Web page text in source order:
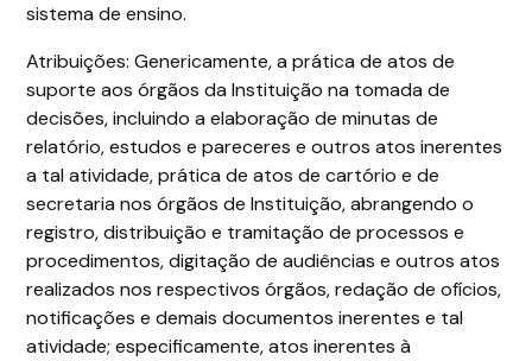
sistema de ensino.
Atribuições: Genericamente, a prática de atos de
suporte aos órgãos da Instituição na tomada de
decisões, incluindo a elaboração de minutas de
relatório, estudos e pareceres e outros atos inerentes
a tal atividade, prática de atos de cartório e de
secretaria nos órgãos de Instituição, abrangendo o
registro, distribuição e tramitação de processos e
procedimentos, digitação de audiências e outros atos
realizados nos respectivos órgãos, redação de ofícios,
notificações e demais documentos inerentes e tal
atividade; especificamente, atos inerentes à